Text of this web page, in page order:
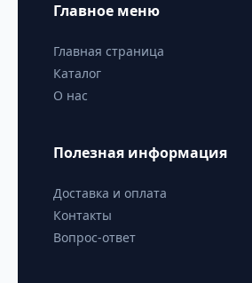
Главное меню
Главная страница
Каталог
О нас
Полезная информация
Доставка и оплата
Контакты
Вопрос-ответ